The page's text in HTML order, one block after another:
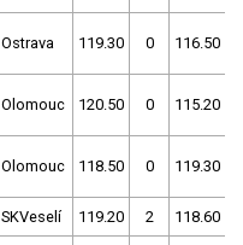
Ostrava 119.30 0 116.50
Olomouc 120.50 0 115.20
Olomouc 118.50 0 119.30
SKVeselí 119.20 2 118.60